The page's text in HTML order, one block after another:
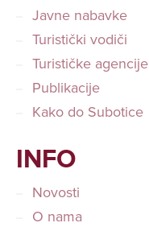
Javne nabavke
Turistički vodiči
Turističke agencije
Publikacije
Kako do Subotice
INFO
Novosti
O nama